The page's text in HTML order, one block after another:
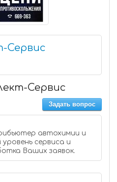
Сервис
Сервис
Задать вопрос
автохимии и
сервиса и
Ваших заявок.